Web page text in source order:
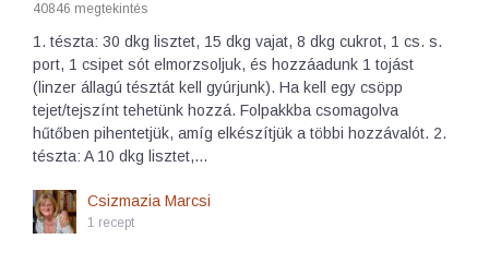
40846 megtekintés
1. tészta: 30 dkg lisztet, 15 dkg vajat, 8 dkg cukrot, 1 cs. s.
port, 1 csipet sót elmorzsoljuk, és hozzáadunk 1 tojást
(linzer állagú tésztát kell gyúrjunk). Ha kell egy csöpp
tejet/tejszínt tehetünk hozzá. Folpakkba csomagolva
hűtőben pihentetjük, amíg elkészítjük a többi hozzávalót. 2.
tészta: A 10 dkg lisztet,…
Csizmazia Marcsi
1 recept